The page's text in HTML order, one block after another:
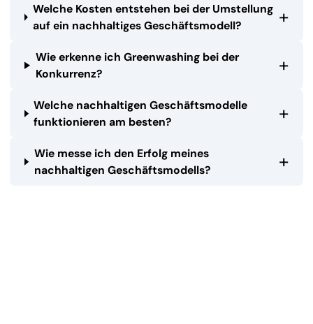
Welche Kosten entstehen bei der Umstellung
auf ein nachhaltiges Geschäftsmodell?
+
Wie erkenne ich Greenwashing bei der
Konkurrenz?
+
Welche nachhaltigen Geschäftsmodelle
funktionieren am besten?
+
Wie messe ich den Erfolg meines
nachhaltigen Geschäftsmodells?
+